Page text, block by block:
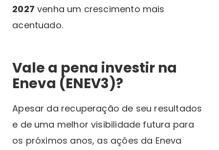
2027 venha um crescimento mais
acentuado.
Vale a pena investir na
Eneva (ENEV3)?
Apesar da recuperação de seu resultados
e de uma melhor visibilidade futura para
os próximos anos, as ações da Eneva